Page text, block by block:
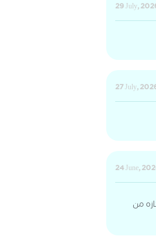
29 July,
27 July,
24 June,
من